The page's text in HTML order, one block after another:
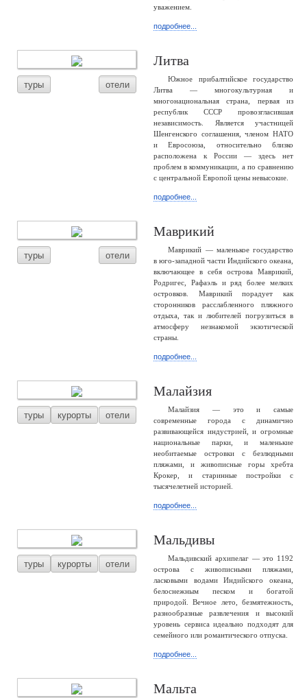
уважением.
подробнее...
туры отели
Литва
Южное прибалтийское государство
Литва — многокультурная и
многонациональная страна, первая из
республик СССР провозгласившая
независимость. Является участницей
Шенгенского соглашения, членом НАТО
и Евросоюза, относительно близко
расположена к России — здесь нет
проблем в коммуникации, а по сравнению
с центральной Европой цены невысокие.
подробнее...
туры отели
Маврикий
Маврикий — маленькое государство
в юго-западной части Индийского океана,
включающее в себя острова Маврикий,
Родригес, Рафаэль и ряд более мелких
островков. Маврикий порадует как
сторонников расслабленного пляжного
отдыха, так и любителей погрузиться в
атмосферу незнакомой экзотической
страны.
подробнее...
туры курорты отели
Малайзия
Малайзия — это и самые
современные города с динамично
развивающейся индустрией, и огромные
национальные парки, и маленькие
необитаемые островки с безлюдными
пляжами, и живописные горы хребта
Крокер, и старинные постройки с
тысячелетней историей.
подробнее...
туры курорты отели
Мальдивы
Мальдивский архипелаг — это 1192
острова с живописными пляжами,
ласковыми водами Индийского океана,
белоснежным песком и богатой
природой. Вечное лето, безмятежность,
разнообразные развлечения и высокий
уровень сервиса идеально подходят для
семейного или романтического отпуска.
подробнее...
Мальта